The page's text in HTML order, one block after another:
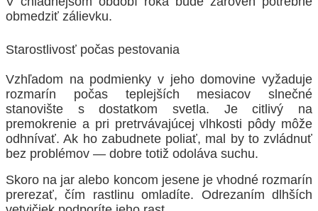
obmedziť zálievku.
Starostlivosť počas pestovania
Vzhľadom na podmienky v jeho domovine vyžaduje
rozmarín počas teplejších mesiacov slnečné
stanovište s dostatkom svetla. Je citlivý na
premokrenie a pri pretrvávajúcej vlhkosti pôdy môže
odhnívať. Ak ho zabudnete poliať, mal by to zvládnuť
bez problémov — dobre totiž odoláva suchu.
Skoro na jar alebo koncom jesene je vhodné rozmarín
prerezať, čím rastlinu omladíte. Odrezaním dlhších